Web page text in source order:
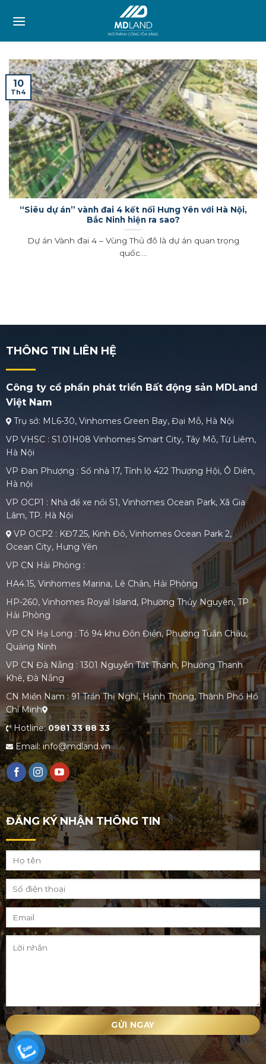
“Siêu dự án” vành đai 4 kết nối Hưng Yên với Hà Nội,
Bắc Ninh hiện ra sao?
Dự án Vành đai 4 – Vùng Thủ đô là dự án quan trọng
quốc....
10
Th4
THÔNG TIN LIÊN HỆ
Công ty cổ phần phát triển Bất động sản MDLand
Việt Nam
Trụ sở: ML6-30, Vinhomes Green Bay, Đại Mỗ, Hà Nội
VP VHSC : S1.01H08 Vinhomes Smart City, Tây Mỗ, Từ Liêm,
Hà Nội
VP Đan Phượng : Số nhà 17, Tỉnh lộ 422 Thượng Hội, Ô Diên,
Hà nội
VP OCP1 : Nhà để xe nổi S1, Vinhomes Ocean Park, Xã Gia
Lâm, TP. Hà Nội
VP OCP2 : KĐ7.25, Kinh Đô, Vinhomes Ocean Park 2,
Ocean City, Hưng Yên
VP CN Hải Phòng :
HA4.15, Vinhomes Marina, Lê Chân, Hải Phòng
HP-260, Vinhomes Royal Island, Phường Thủy Nguyên, TP
Hải Phòng
VP CN Hạ Long : Tổ 94 khu Đồn Điền, Phường Tuần Châu,
Quảng Ninh
VP CN Đà Nẵng : 1301 Nguyễn Tất Thành, Phường Thanh
Khê, Đà Nẵng
CN Miền Nam : 91 Trần Thị Nghỉ, Hạnh Thông, Thành Phố Hồ
Chí Minh
Hotline:0981 33 88 33
Email: info@mdland.vn
ĐĂNG KÝ NHẬN THÔNG TIN